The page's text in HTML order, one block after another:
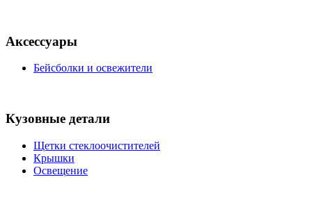
Аксессуары
Бейсболки и освежители
Кузовные детали
Щетки стеклоочистителей
Крышки
Освещение